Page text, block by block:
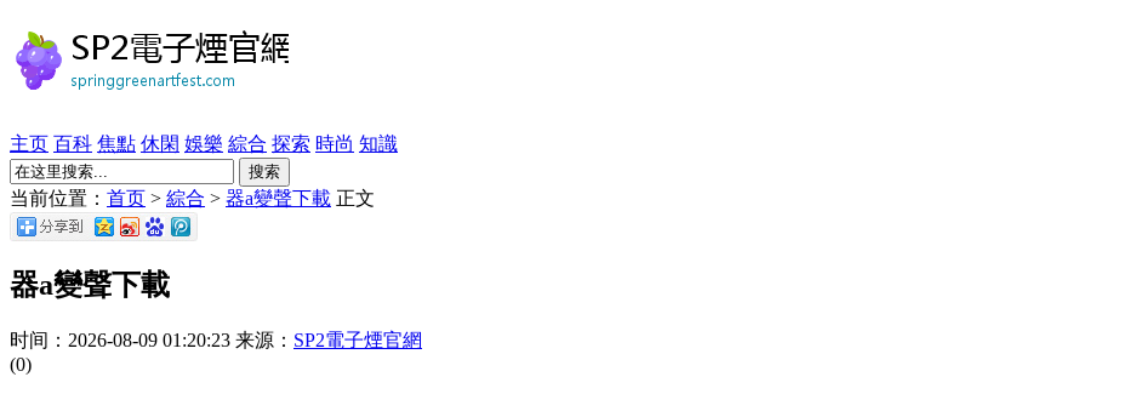
主页 百科 焦點 休閑 娛樂 綜合 探索 時尚 知識
搜索
当前位置： 首页 > 綜合 > 器a變聲下載 正文
器a變聲下載
时间：2026-08-09 01:20:23 来源： SP2電子煙官網
(0)